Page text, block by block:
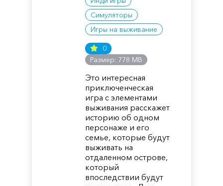
Симуляторы
Игры на выживание
0
Размер: 778 MB
Это интересная
приключенческая
игра с элементами
выживания расскажет
историю об одном
персонаже и его
семье, которые будут
выживать на
отдаленном острове,
который
впоследствии будут